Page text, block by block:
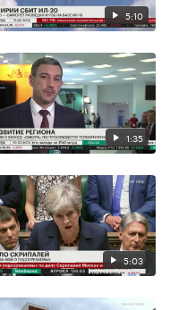
5:10
1:35
5:03